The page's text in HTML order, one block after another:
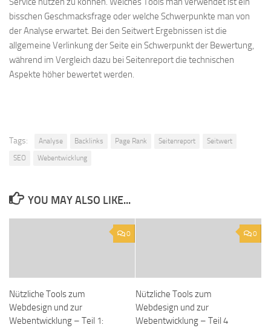
bisschen Geschmacksfrage oder welche Schwerpunkte man von
der Analyse erwartet. Bei den Seitwert Ergebnissen ist die
allgemeine Verlinkung der Seite ein Schwerpunkt der Bewertung,
während im Vergleich dazu bei Seitenreport die technischen
Aspekte höher bewertet werden.
Tags: Analyse Backlinks Page Rank Seitenreport
Seitwert
SEO
Webentwicklung
YOU MAY ALSO LIKE...
0
Nützliche Tools zum
Webdesign und zur
Webentwicklung – Teil 1:
0
Nützliche Tools zum
Webdesign und zur
Webentwicklung – Teil 4